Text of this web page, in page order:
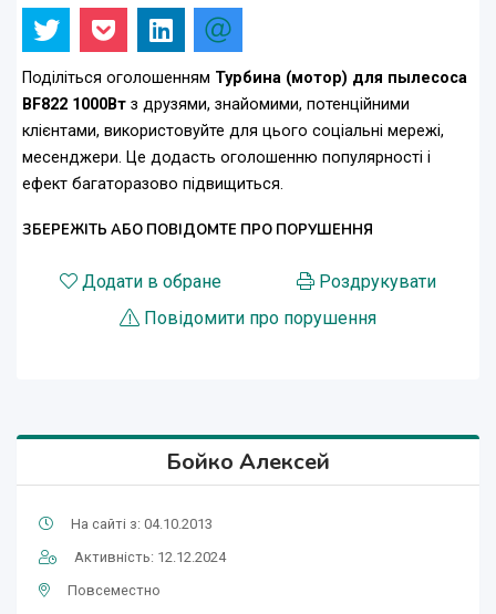
Поділіться оголошенням Турбина (мотор) для пылесоса
BF822 1000Вт з друзями, знайомими, потенційними
клієнтами, використовуйте для цього соціальні мережі,
месенджери. Це додасть оголошенню популярності і
ефект багаторазово підвищиться.
ЗБЕРЕЖІТЬ АБО ПОВІДОМТЕ ПРО ПОРУШЕННЯ
Додати в обране
Роздрукувати
Повідомити про порушення
Бойко Алексей
На сайті з: 04.10.2013
Активність: 12.12.2024
Повсеместно